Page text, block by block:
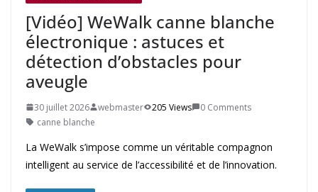
[Vidéo] WeWalk canne blanche
électronique : astuces et
détection d’obstacles pour
aveugle
30 juillet 2026 webmaster 205 Views
0 Comments
canne blanche
La WeWalk s’impose comme un véritable compagnon
intelligent au service de l’accessibilité et de l’innovation.